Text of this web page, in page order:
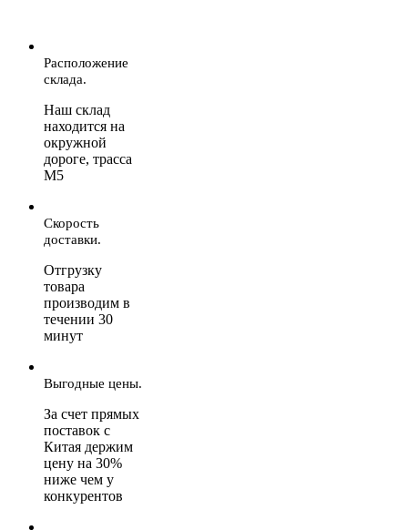
Расположение
склада.
Наш склад
находится на
окружной
дороге, трасса
М5
Скорость
доставки.
Отгрузку
товара
производим в
течении 30
минут
Выгодные цены.
За счет прямых
поставок с
Китая держим
цену на 30%
ниже чем у
конкурентов